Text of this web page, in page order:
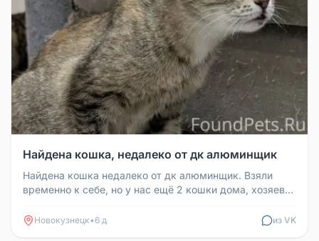
Найдена кошка, недалеко от дк алюминщик
Найдена кошка недалеко от дк алюминщик. Взяли
временно к себе, но у нас ещё 2 кошки дома, хозяева
Новокузнецк•6 д из VK